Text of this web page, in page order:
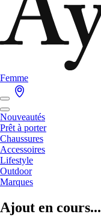
Femme
Nouveautés
Prêt à porter
Chaussures
Accessoires
Lifestyle
Outdoor
Marques
Ajout en cours...